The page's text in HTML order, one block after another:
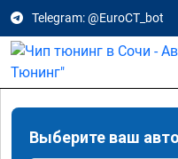
Telegram: @EuroCT_bot
Выберите ваш